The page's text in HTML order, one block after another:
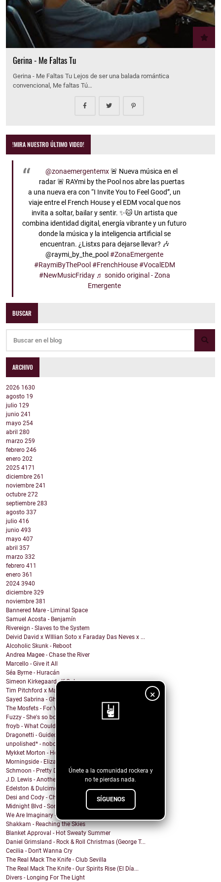
×
Únete a la comunidad rockera y
no te pierdas nada.
SÍGUENOS
Gerina - Me Faltas Tu
Gerina - Me Faltas Tu Lejos de ser una balada romántica
convencional, Me faltas Tú…
!MIRA NUESTRO ÚLTIMO VIDEO!
@zonaemergentemx🚨 Nueva música en el
radar 🚨 RAYmi by the Pool nos abre las puertas
a una nueva era con “I Invite You to Feel Good”, un
viaje entre el French House y el EDM vocal que nos
invita a soltar, bailar y sentir. ✨🐱 Un artista que
combina identidad digital, energía vibrante y un futuro
donde la música y la inteligencia artificial se
encuentran. ¿Listxs para dejarse llevar? 🎶
@raymi_by_the_pool#ZonaEmergente
#RaymiByThePool #FrenchHouse #VocalEDM
#NewMusicFriday ♬ sonido original - Zona
Emergente
BUSCAR
ARCHIVO
2026 1630
agosto 19
julio 129
junio 241
mayo 254
abril 280
marzo 259
febrero 246
enero 202
2025 4171
diciembre 261
noviembre 241
octubre 272
septiembre 283
agosto 337
julio 416
junio 493
mayo 407
abril 357
marzo 332
febrero 411
enero 361
2024 3940
diciembre 329
noviembre 381
Bannered Mare - Liminal Space
Samuel Acosta - Benjamín
Rivereign - Slaves to the System
Deivid David x WIllian Soto x Faraday Das Neves x ...
Alcoholic Skunk - Reboot
Andrea Magee - Chase the River
Marcello - Give it All
Séa Byrne - Huracán
Simeon Kirkegaard - If Only
Tim Pitchford x Markus Ganahl - Before It Began
Sayed Sabrina - Ghosts
The Mosfets - For You
Fuzzy - She's so bored
froyb - What Could I Do To Deserve You?
Dragonetti - Guided by Stars
unpolished* - nobody knows
Mykket Morton - Home
Morningside - Elizabeth
Schmoon - Pretty Darn Pretty
J.D. Lewis - Another Life
Edelston & Dulcimer - Call Me (Blondie Cover)
Desi and Cody - Chanticleer
Midnight Blvd - Some other day
We Are Imaginary - Pinkish Hue
Shakkam - Reaching the Skies
Blanket Approval - Hot Sweaty Summer
Daniel Grimsland - Rock & Roll Christmas (George T...
Cecilia - Don't Wanna Cry
The Real Mack The Knife - Club Sevilla
The Real Mack The Knife - Our Spirits Rise (El Día...
Divers - Longing For The Light